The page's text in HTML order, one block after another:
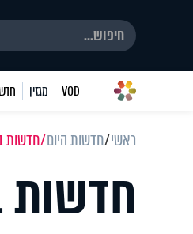
VOD מגזין
ראשי חדשות היום חדשות
חדשות